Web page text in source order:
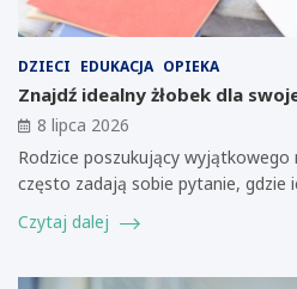
DZIECI EDUKACJA OPIEKA
Znajdź idealny żłobek dla
8 lipca 2026
Rodzice poszukujący wyjątkowego
często zadają sobie pytanie, gdzie
Czytaj dalej